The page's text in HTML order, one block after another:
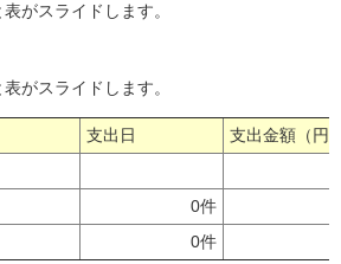
がスライドします。
がスライドします。
支出日
支出金額（円
0件
0件